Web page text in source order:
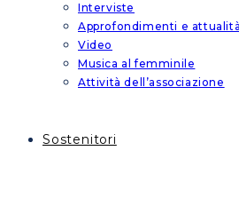
Interviste
Approfondimenti e attualità
Video
Musica al femminile
Attività dell’associazione
Sostenitori